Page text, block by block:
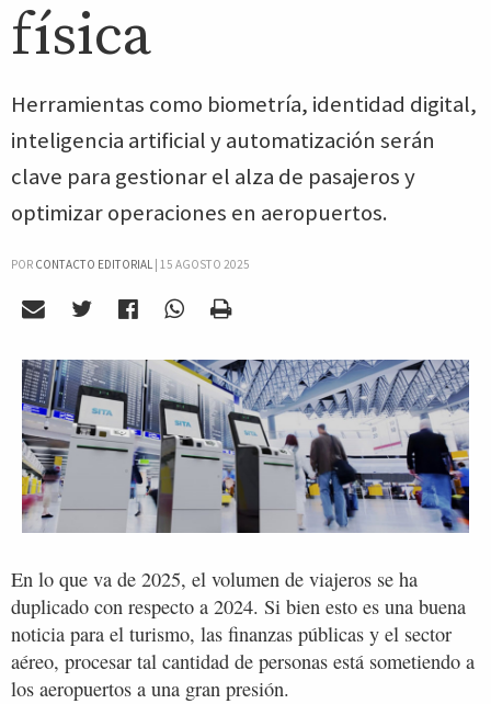
física
Herramientas como biometría, identidad digital,
inteligencia artificial y automatización serán
clave para gestionar el alza de pasajeros y
optimizar operaciones en aeropuertos.
POR CONTACTO EDITORIAL| 15 AGOSTO 2025
En lo que va de 2025, el volumen de viajeros se ha
duplicado con respecto a 2024. Si bien esto es una buena
noticia para el turismo, las finanzas públicas y el sector
aéreo, procesar tal cantidad de personas está sometiendo a
los aeropuertos a una gran presión.